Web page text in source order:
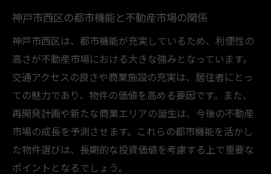
不動産売買の成功に向けた地域特性の理解
兵庫県での不動産売買の魅力と可能性
不動産売買で兵庫県の特性を活かす戦略
兵庫県での不動産投資の新たなチャンス
不動産売買で兵庫県の市場トレンドを理解
兵庫県での不動産取引の成功事例に学ぶ
不動産売買で兵庫県の自然環境を活用
神戸市西区の都市機能と不動産市場の関係
神戸市西区は、都市機能が充実しているため、利便性の
高さが不動産市場における大きな強みとなっています。
交通アクセスの良さや商業施設の充実は、居住者にとっ
ての魅力であり、物件の価値を高める要因です。また、
再開発計画や新たな商業エリアの誕生は、今後の不動産
市場の成長を予測させます。これらの都市機能を活かし
た物件選びは、長期的な投資価値を考慮する上で重要な
ポイントとなるでしょう。